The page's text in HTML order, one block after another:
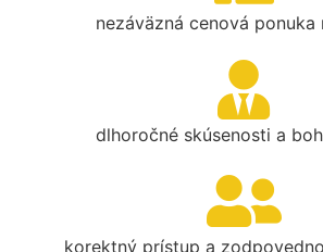
nezáväzná cenová ponuka
dlhoročné skúsenosti a
korektný prístup a